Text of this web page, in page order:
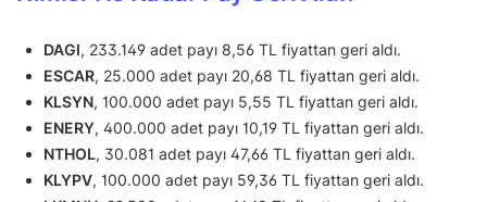
DAGI, 233.149 adet payı 8,56 TL fiyattan geri aldı.
ESCAR, 25.000 adet payı 20,68 TL fiyattan geri aldı.
KLSYN, 100.000 adet payı 5,55 TL fiyattan geri aldı.
ENERY, 400.000 adet payı 10,19 TL fiyattan geri aldı.
NTHOL, 30.081 adet payı 47,66 TL fiyattan geri aldı.
KLYPV, 100.000 adet payı 59,36 TL fiyattan geri aldı.